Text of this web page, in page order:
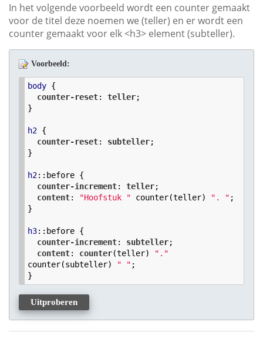
In het volgende voorbeeld wordt een counter gemaakt
voor de titel deze noemen we (teller) en er wordt een
counter gemaakt voor elk <h3> element (subteller).
Voorbeeld:
body {
counter-reset: teller;
}
h2 {
counter-reset: subteller;
}
h2: :before {
counter-increment: teller;
content: "Hoofstuk " counter(teller) ". " ;
}
h3: :before {
counter-increment: subteller;
content: counter(teller)
"."
counter(subteller)
" " ;
}
Uitproberen